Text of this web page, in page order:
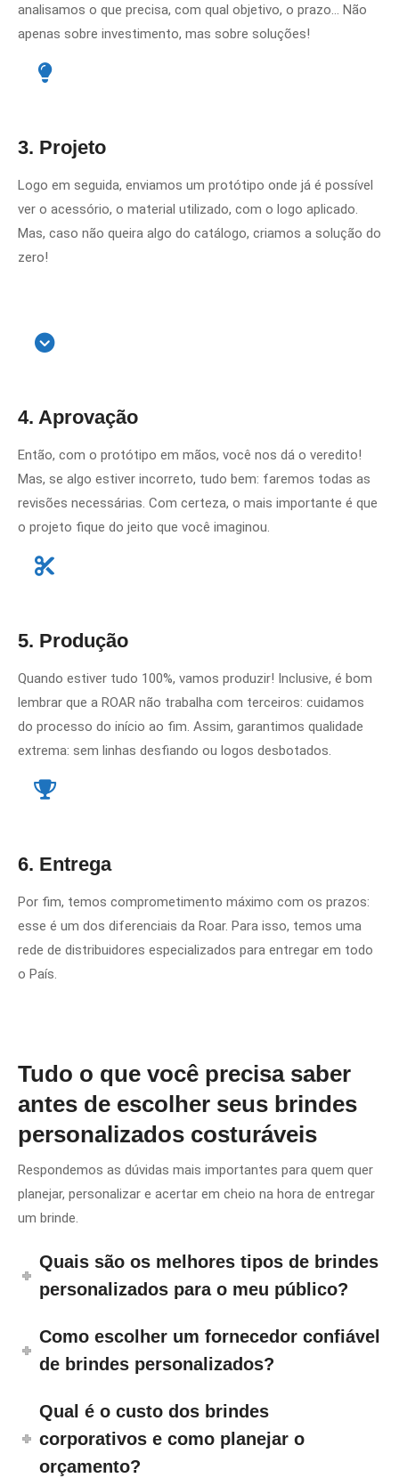
analisamos o que precisa, com qual objetivo, o prazo… Não
apenas sobre investimento, mas sobre soluções!
3. Projeto
Logo em seguida, enviamos um protótipo onde já é possível
ver o acessório, o material utilizado, com o logo aplicado.
Mas, caso não queira algo do catálogo, criamos a solução do
zero!
4. Aprovação
Então, com o protótipo em mãos, você nos dá o veredito!
Mas, se algo estiver incorreto, tudo bem: faremos todas as
revisões necessárias. Com certeza, o mais importante é que
o projeto fique do jeito que você imaginou.
5. Produção
Quando estiver tudo 100%, vamos produzir! Inclusive, é bom
lembrar que a ROAR não trabalha com terceiros: cuidamos
do processo do início ao fim. Assim, garantimos qualidade
extrema: sem linhas desfiando ou logos desbotados.
6. Entrega
Por fim, temos comprometimento máximo com os prazos:
esse é um dos diferenciais da Roar. Para isso, temos uma
rede de distribuidores especializados para entregar em todo
o País.
Tudo o que você precisa saber
antes de escolher seus brindes
personalizados costuráveis
Respondemos as dúvidas mais importantes para quem quer
planejar, personalizar e acertar em cheio na hora de entregar
um brinde.
Quais são os melhores tipos de brindes
personalizados para o meu público?
Como escolher um fornecedor confiável
de brindes personalizados?
Qual é o custo dos brindes
corporativos e como planejar o
orçamento?